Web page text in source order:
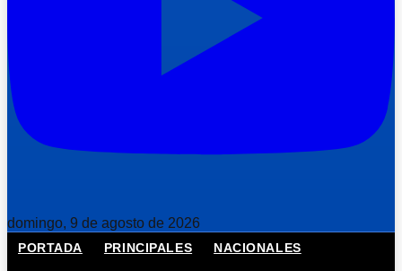
domingo, 9 de agosto de 2026
PORTADA PRINCIPALES NACIONALES